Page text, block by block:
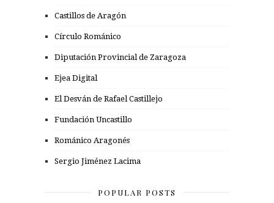
Castillos de Aragón
Círculo Románico
Diputación Provincial de Zaragoza
Ejea Digital
El Desván de Rafael Castillejo
Fundación Uncastillo
Románico Aragonés
Sergio Jiménez Lacima
POPULAR POSTS